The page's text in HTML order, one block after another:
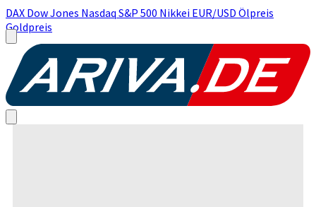
DAX Dow Jones Nasdaq S&P 500 Nikkei EUR/USD Ölpreis
Goldpreis